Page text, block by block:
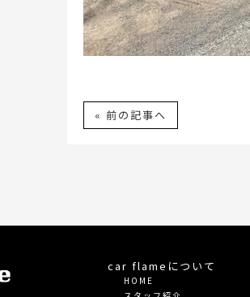
« 前の記事へ
car flameについて
HOME